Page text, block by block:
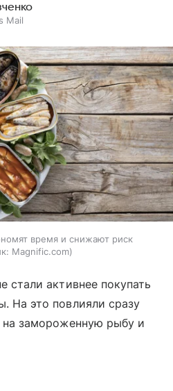
Mail
время и снижают риск
Magnific.com
стали активнее покупать
На это повлияли сразу
на замороженную рыбу и